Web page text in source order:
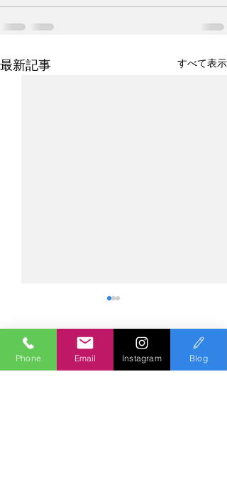
最新記事 すべて表示
コメント
Phone Email Instagram Blog